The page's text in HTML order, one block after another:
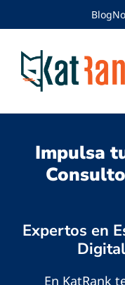
Blog
Impulsa
Expertos en
En KatRank